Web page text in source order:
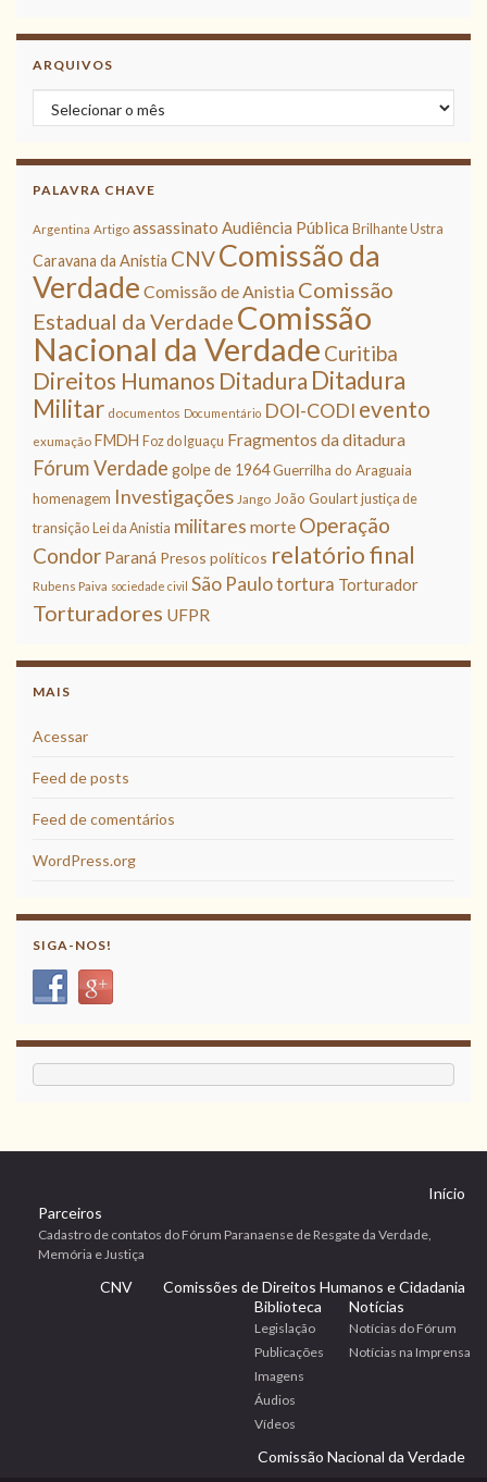
ARQUIVOS
Arquivos
PALAVRA CHAVE
Argentina Artigo assassinato Audiência Pública Brilhante Ustra
Caravana da Anistia CNVComissão da
Verdade Comissão de Anistia Comissão
Estadual da Verdade Comissão
Nacional da Verdade Curitiba
Direitos Humanos Ditadura Ditadura
Militar documentos Documentário DOI-CODI evento
exumação FMDH Foz do Iguaçu Fragmentos da ditadura
Fórum Verdade golpe de 1964Guerrilha do Araguaia
homenagem Investigações Jango João Goulart justiça de
transição
Lei da Anistia militares morte Operação
Condor Paraná Presos políticos relatório final
Rubens Paiva sociedade civil São Paulotortura Torturador
Torturadores UFPR
MAIS
Acessar
Feed de posts
Feed de comentários
WordPress.org
SIGA-NOS!
Início
Parceiros
Cadastro de contatos do Fórum Paranaense de Resgate da Verdade,
Memória e Justiça
CNV
Comissões de Direitos Humanos e Cidadania
Biblioteca
Legislação
Publicações
Imagens
Áudios
Vídeos
Notícias
Notícias do Fórum
Notícias na Imprensa
Comissão Nacional da Verdade